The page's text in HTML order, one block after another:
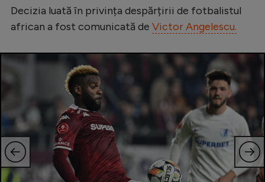
Handbal
Natație
Formula 1
Gimnastică
Auto
Rugby
Ciclism
Alte sporturi
Decizia luată în privința despărțirii de fotbalistul
african a fost comunicată de Victor Angelescu.